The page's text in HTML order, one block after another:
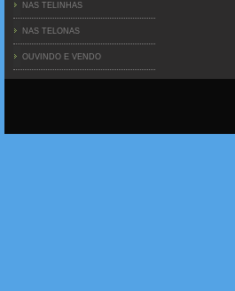
NAS TELINHAS
NAS TELONAS
OUVINDO E VENDO